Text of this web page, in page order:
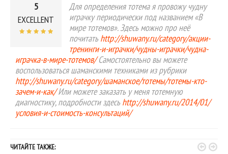
5
EXCELLENT
Для определения тотема я провожу чудну
играчку периодически под названием «В
мире тотемов». Здесь можно про неё
почитать http://shuwany.ru/category/акции-
тренинги-и-играчки/чудны-играчки/чудна-
играчка-в-мире-тотемов/Самостоятельно вы можете
воспользоваться шаманскими техниками из рубрики
http://shuwany.ru/category/шаманское/тотемы/тотемы-кто-
зачем-и-как/Или можете заказать у меня тотемную
диагностику, подробности здесь http://shuwany.ru/2014/01/
условия-и-стоимость-консультаций/
ЧИТАЙТЕ ТАКЖЕ:  